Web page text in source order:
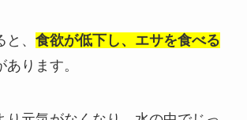
、 食欲が低下し、エサを食べる
あります。